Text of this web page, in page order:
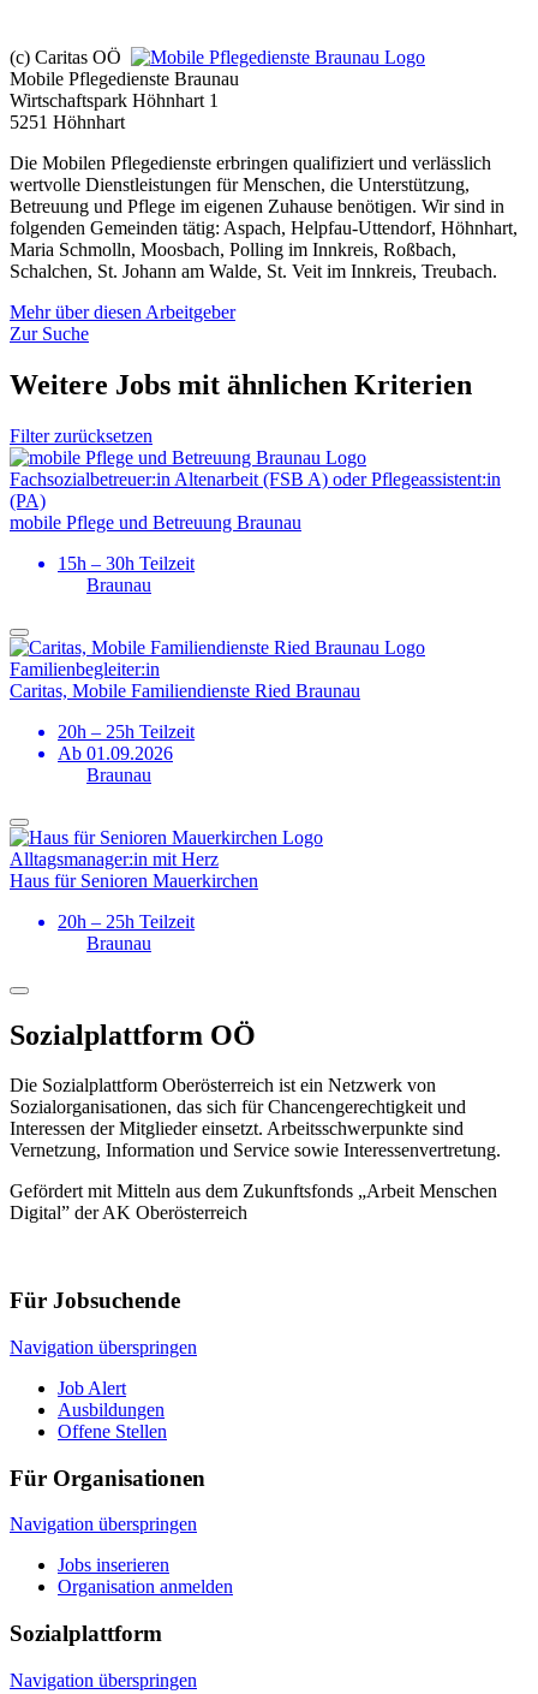
(c) Caritas OÖ
Mobile Pflegedienste Braunau
Wirtschaftspark Höhnhart 1
5251 Höhnhart
Die Mobilen Pflegedienste erbringen qualifiziert und verlässlich
wertvolle Dienstleistungen für Menschen, die Unterstützung,
Betreuung und Pflege im eigenen Zuhause benötigen. Wir sind in
folgenden Gemeinden tätig: Aspach, Helpfau-Uttendorf, Höhnhart,
Maria Schmolln, Moosbach, Polling im Innkreis, Roßbach,
Schalchen, St. Johann am Walde, St. Veit im Innkreis, Treubach.
Mehr über diesen Arbeitgeber
Zur Suche
Weitere Jobs mit ähnlichen Kriterien
Filter zurücksetzen
Fachsozial­betreuer:in Altenarbeit (FSB A) oder Pflegeassistent:in
(PA)
mobile Pflege und Betreuung Braunau
15h – 30h Teilzeit
Braunau
Familien­begleiter:in
Caritas, Mobile Familiendienste Ried Braunau
20h – 25h Teilzeit
Ab 01.09.2026
Braunau
Alltags­manager:in mit Herz
Haus für Senioren Mauerkirchen
20h – 25h Teilzeit
Braunau
Sozialplattform OÖ
Die Sozialplattform Oberösterreich ist ein Netzwerk von
Sozialorganisationen, das sich für Chancengerechtigkeit und
Interessen der Mitglieder einsetzt. Arbeitsschwerpunkte sind
Vernetzung, Information und Service sowie Interessenvertretung.
Gefördert mit Mitteln aus dem Zukunftsfonds „Arbeit Menschen
Digital” der AK Oberösterreich
Für Jobsuchende
Navigation überspringen
Job Alert
Ausbildungen
Offene Stellen
Für Organisationen
Navigation überspringen
Jobs inserieren
Organisation anmelden
Sozialplattform
Navigation überspringen